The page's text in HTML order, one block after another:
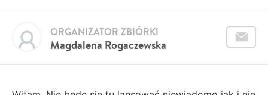
Magdalena Rogaczewska
ORGANIZATOR ZBIÓRKI